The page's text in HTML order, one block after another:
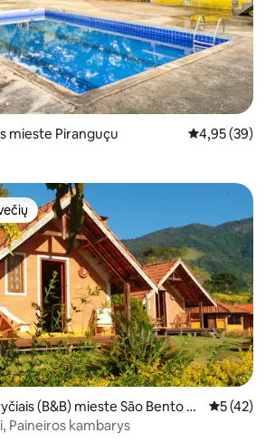
mieste Piranguçu Vidutinis
4,95 (39)
(B&B) mieste São Bento d
Vidutinis
5 (42)
Paineiros kambarys